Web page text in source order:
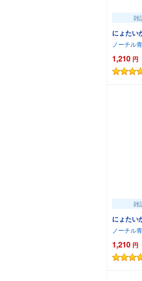
雑
にょたい
ノーチル
1,210 円
雑
にょたい
ノーチル
1,210 円